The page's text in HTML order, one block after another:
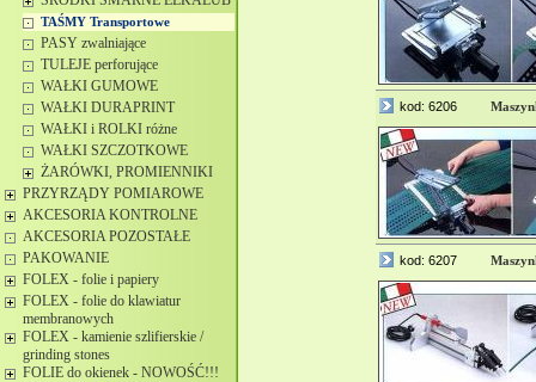
TAŚMY Transportowe
PASY zwalniające
TULEJE perforujące
WAŁKI GUMOWE
WAŁKI DURAPRINT
WAŁKI i ROLKI różne
WAŁKI SZCZOTKOWE
ŻARÓWKI, PROMIENNIKI
PRZYRZĄDY POMIAROWE
AKCESORIA KONTROLNE
AKCESORIA POZOSTAŁE
PAKOWANIE
FOLEX - folie i papiery
FOLEX - folie do klawiatur
membranowych
FOLEX - kamienie szlifierskie /
grinding stones
FOLIE do okienek - NOWOŚĆ!!!
kod: 6206
kod: 6207